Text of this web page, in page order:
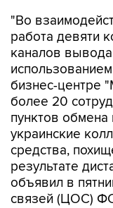
"Во
работа девяти
каналов
бизнес-центре
более 20
пунктов
украинские
средства,
результате
объявил в
связей (ЦОС)